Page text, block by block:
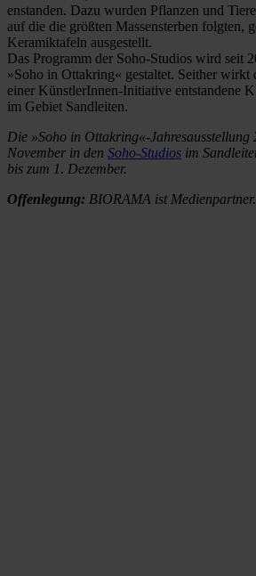
enstanden. Dazu wurden Pflanzen und
auf die die größten Massensterben folgten,
Keramiktafeln ausgestellt.
Das Programm der Soho-Studios wird seit
»Soho in Ottakring« gestaltet. Seither wirkt
einer KünstlerInnen-Initiative entstandene
im Gebiet Sandleiten.
Die »Soho in Ottakring«-Jahresausstellung
November in den Soho-Studios im
bis zum 1. Dezember.
Offenlegung: BIORAMA ist Medienpartner.